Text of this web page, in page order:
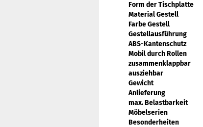
Form der Tischplatte
Material Gestell
Farbe Gestell
Gestellausführung
ABS-Kantenschutz
Mobil durch Rollen
zusammenklappbar
ausziehbar
Gewicht
Anlieferung
max. Belastbarkeit
Möbelserien
Besonderheiten